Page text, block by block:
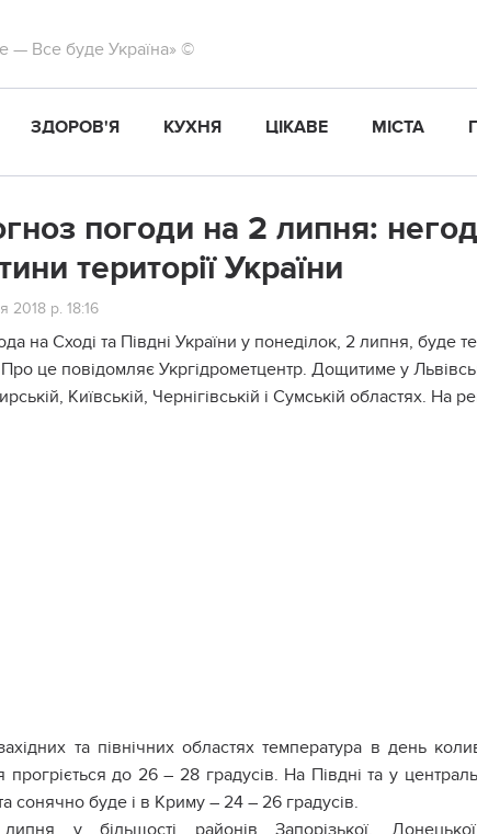
— Все буде Україна» ©
ЗДОРОВ'Я КУХНЯ ЦІКАВЕ МІСТА
погоди на 2 липня:
території України
2018 р. 18:16
на Сході та Півдні України у понеділок, 2 липня, буде
це повідомляє Укргідрометцентр. Дощитиме у
Київській, Чернігівській і Сумській областях. На
та північних областях температура в день
прогріється до 26 – 28 градусів. На Півдні та у
сонячно буде і в Криму – 24 – 26 градусів.
у більшості районів Запорізької, Донецької,